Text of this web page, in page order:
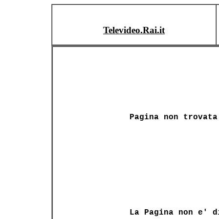
Televideo.Rai.it
Pagina non trovata
La Pagina non e'